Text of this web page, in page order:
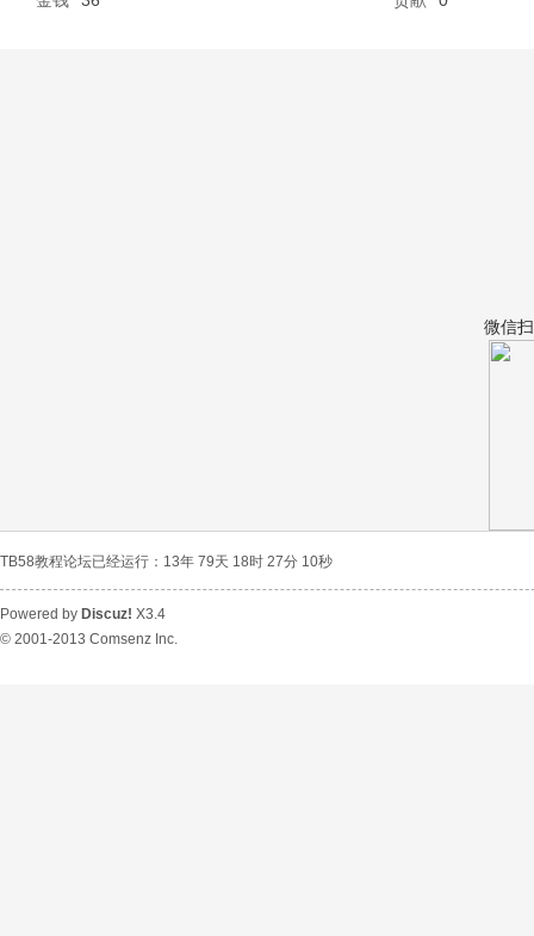
微信
TB58教程论坛已经运行：13年 79天 18时 27分 10秒
Powered by Discuz! X3.4
© 2001-2013 Comsenz Inc.